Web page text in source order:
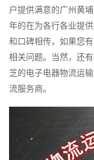
户提供满意的广州黄
年的在为各行各业提
和口碑相传，如果您
相关问题。当然，还
芝的电子电器物流运
流服务商。